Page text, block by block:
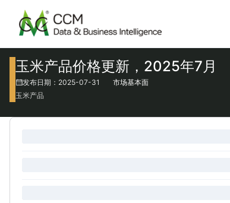
玉米产品价格更新，2025年7月
发布日期：2025-07-31
市场基本面
玉米产品